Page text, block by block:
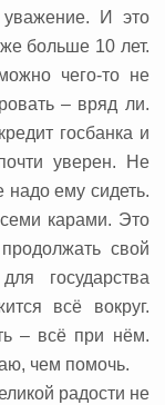
И это
больше 10 лет.
чего-то не
– вряд ли.
госбанка и
уверен. Не
надо ему сидеть.
карами. Это
свой
государства
всё вокруг.
– всё при нём.
чем помочь.
радости не